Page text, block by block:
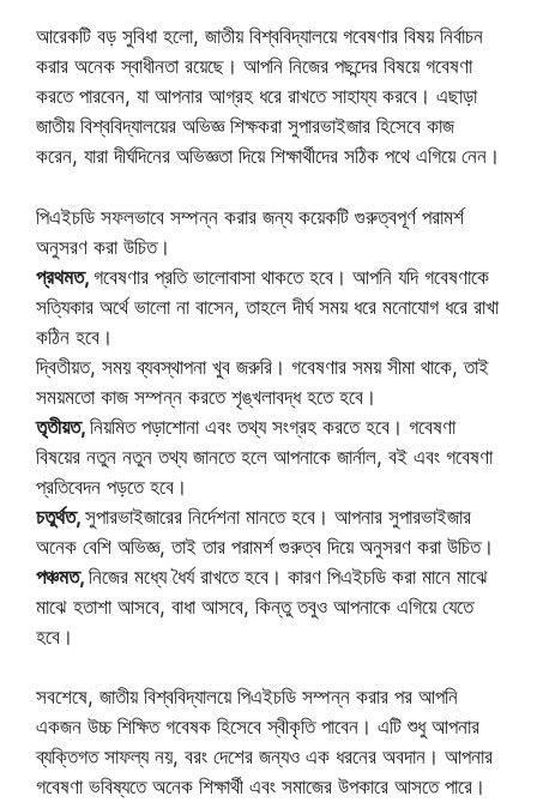
আরেকটি বড় সুবিধা হলো, জাতীয় বিশ্ববিদ্যালয়ে গবেষণার বিষয় নির্বাচন
করার অনেক স্বাধীনতা রয়েছে। আপনি নিজের পছন্দের বিষয়ে গবেষণা
করতে পারবেন, যা আপনার আগ্রহ ধরে রাখতে সাহায্য করবে। এছাড়া
জাতীয় বিশ্ববিদ্যালয়ের অভিজ্ঞ শিক্ষকরা সুপারভাইজার হিসেবে কাজ
করেন, যারা দীর্ঘদিনের অভিজ্ঞতা দিয়ে শিক্ষার্থীদের সঠিক পথে এগিয়ে নেন।
পিএইচডি সফলভাবে সম্পন্ন করার জন্য কয়েকটি গুরুত্বপূর্ণ পরামর্শ
অনুসরণ করা উচিত।
প্রথমত, গবেষণার প্রতি ভালোবাসা থাকতে হবে। আপনি যদি গবেষণাকে
সত্যিকার অর্থে ভালো না বাসেন, তাহলে দীর্ঘ সময় ধরে মনোযোগ ধরে রাখা
কঠিন হবে।
দ্বিতীয়ত, সময় ব্যবস্থাপনা খুব জরুরি। গবেষণার সময় সীমা থাকে, তাই
সময়মতো কাজ সম্পন্ন করতে শৃঙ্খলাবদ্ধ হতে হবে।
তৃতীয়ত, নিয়মিত পড়াশোনা এবং তথ্য সংগ্রহ করতে হবে। গবেষণা
বিষয়ের নতুন নতুন তথ্য জানতে হলে আপনাকে জার্নাল, বই এবং গবেষণা
প্রতিবেদন পড়তে হবে।
চতুর্থত, সুপারভাইজারের নির্দেশনা মানতে হবে। আপনার সুপারভাইজার
অনেক বেশি অভিজ্ঞ, তাই তার পরামর্শ গুরুত্ব দিয়ে অনুসরণ করা উচিত।
পঞ্চমত, নিজের মধ্যে ধৈর্য রাখতে হবে। কারণ পিএইচডি করা মানে মাঝে
মাঝে হতাশা আসবে, বাধা আসবে, কিন্তু তবুও আপনাকে এগিয়ে যেতে
হবে।
সবশেষে, জাতীয় বিশ্ববিদ্যালয়ে পিএইচডি সম্পন্ন করার পর আপনি
একজন উচ্চ শিক্ষিত গবেষক হিসেবে স্বীকৃতি পাবেন। এটি শুধু আপনার
ব্যক্তিগত সাফল্য নয়, বরং দেশের জন্যও এক ধরনের অবদান। আপনার
গবেষণা ভবিষ্যতে অনেক শিক্ষার্থী এবং সমাজের উপকারে আসতে পারে।